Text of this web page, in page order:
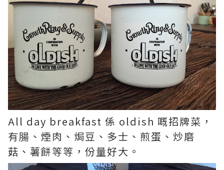
All day breakfast 係 oldish 嘅招牌菜，
有腸、煙肉、焗豆、多士、煎蛋、炒磨
菇、薯餅等等，份量好大。